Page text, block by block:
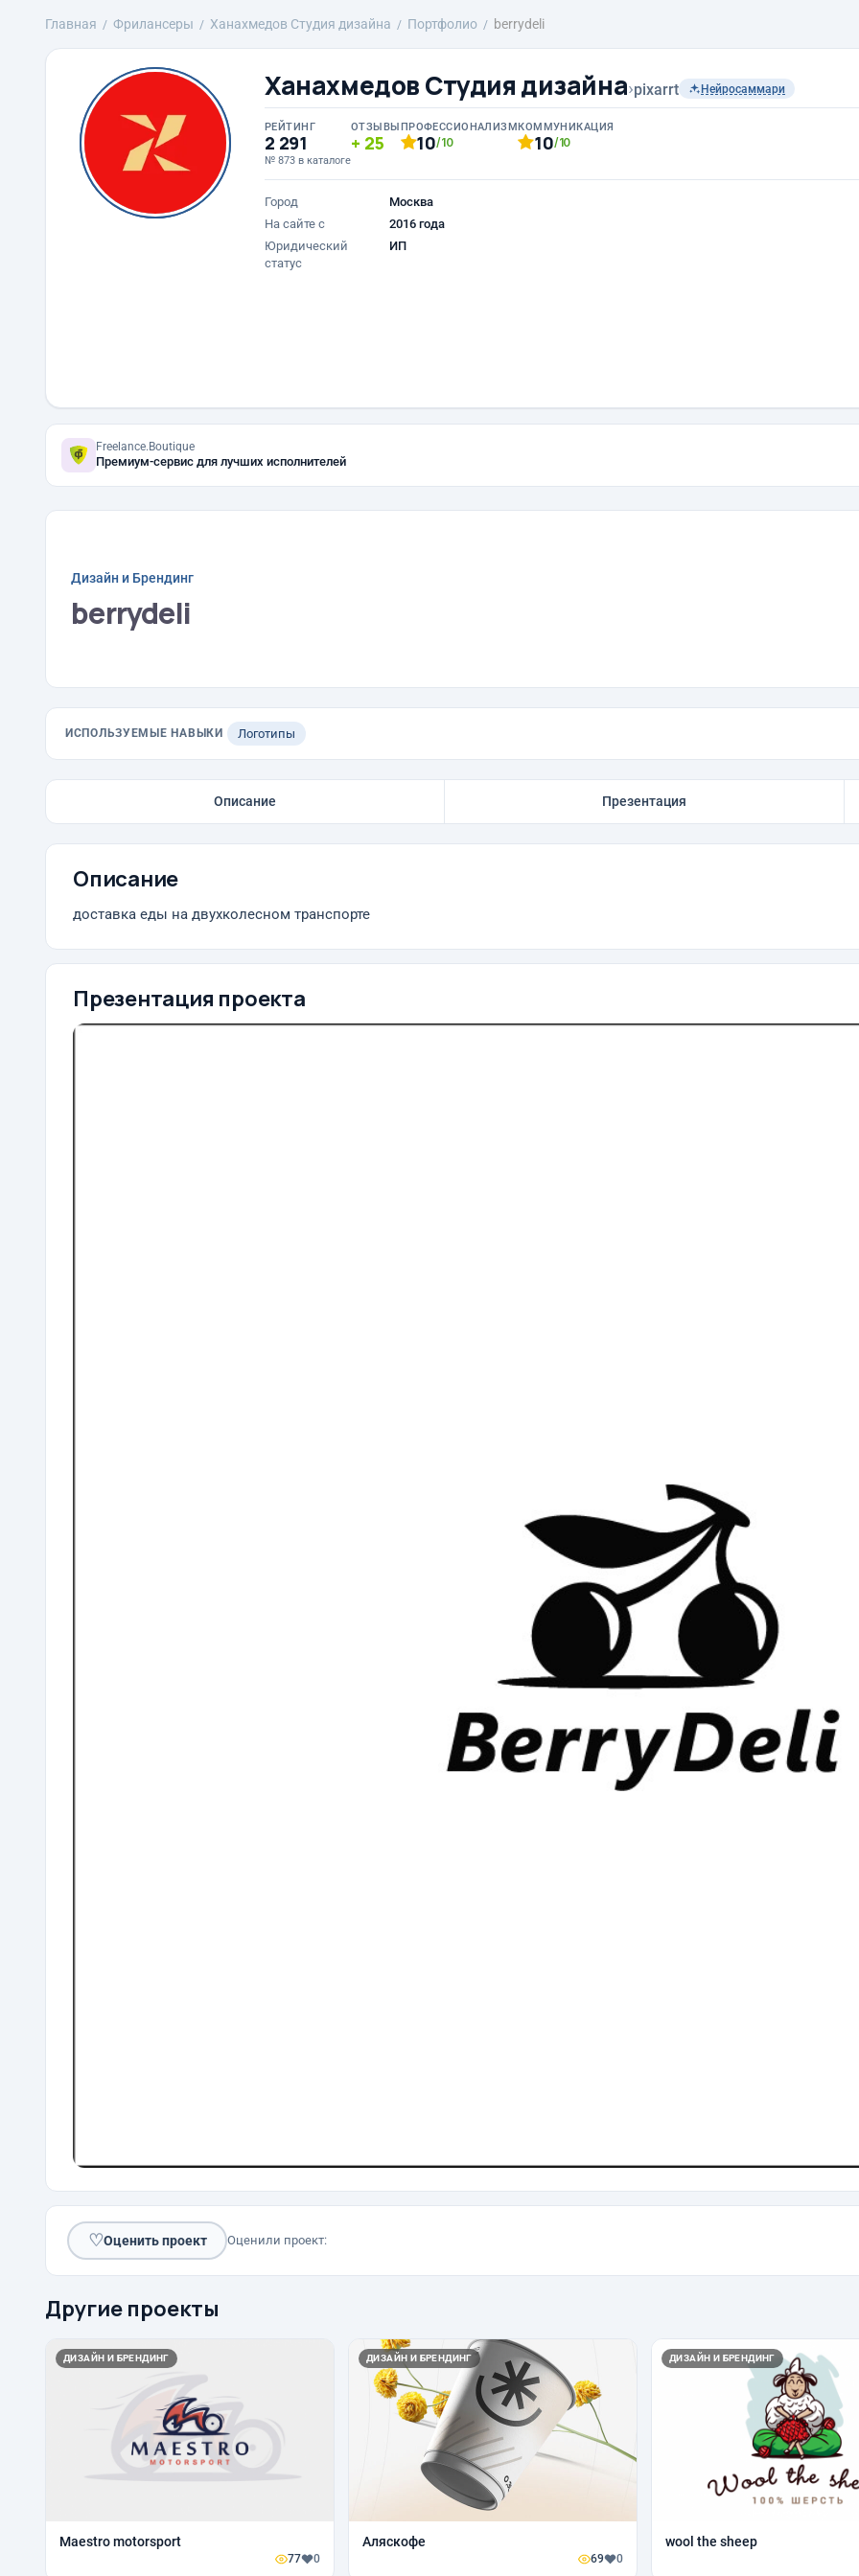
Главная Фрилансеры Ханахмедов Студия дизайна Портфолио berrydeli
Ханахмедов Студия дизайна›pixarrt Нейросаммари
РЕЙТИНГ
2 291
№ 873 в каталоге
ОТЗЫВЫ
25
ПРОФЕССИОНАЛИЗМ
10/10
КОММУНИКАЦИЯ
10/10
Город
Москва
На сайте с
2016 года
Юридический
статус
ИП
Freelance.Boutique
Премиум-сервис для лучших исполнителей
Дизайн и Брендинг
berrydeli
ИСПОЛЬЗУЕМЫЕ НАВЫКИ Логотипы
Описание Презентация
Описание
доставка еды на двухколесном транспорте
Презентация проекта
♡Оценить проект Оценили проект:
Другие проекты
ДИЗАЙН И БРЕНДИНГ
Maestro motorsport
77 0
ДИЗАЙН И БРЕНДИНГ
Аляскофе
69 0
ДИЗАЙН И БРЕНДИНГ
wool the sheep